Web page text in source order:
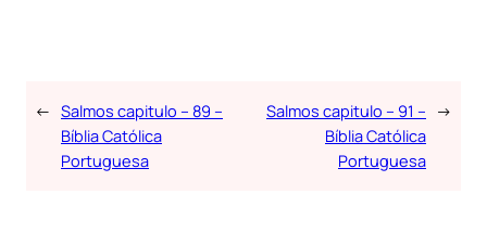
← Salmos capitulo – 89 –
Bíblia Católica
Portuguesa
Salmos capitulo – 91 –
Bíblia Católica
Portuguesa
→